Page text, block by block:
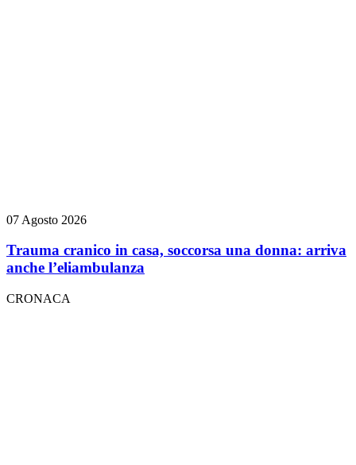
07 Agosto 2026
Trauma cranico in casa, soccorsa una donna: arriva
anche l’eliambulanza
CRONACA